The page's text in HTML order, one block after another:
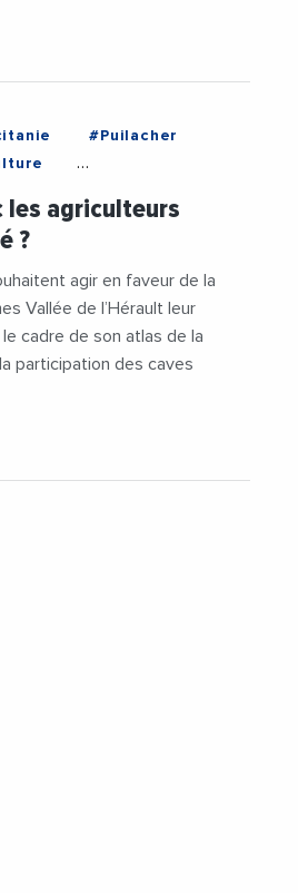
#Puilacher
les agriculteurs
?
agir en faveur de la
Vallée de l’Hérault leur
cadre de son atlas de la
participation des caves